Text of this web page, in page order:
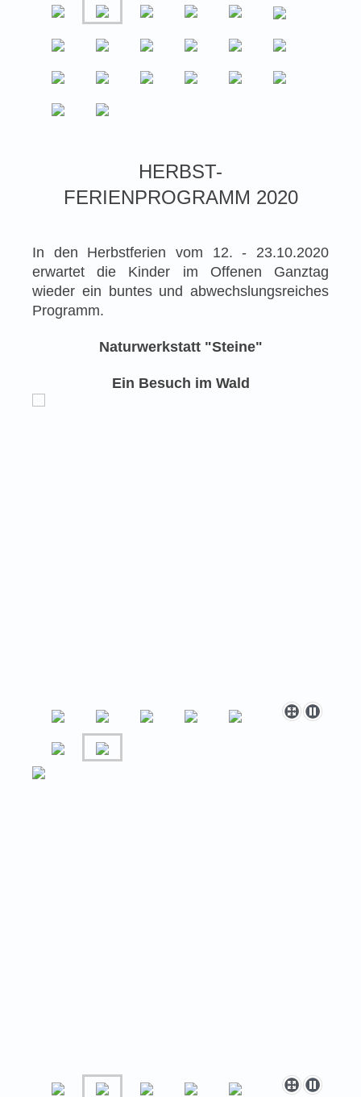
HERBST-
FERIENPROGRAMM 2020
In den Herbstferien vom 12. - 23.10.2020
erwartet die Kinder im Offenen Ganztag
wieder ein buntes und abwechslungsreiches
Programm.
Naturwerkstatt "Steine"
Ein Besuch im Wald